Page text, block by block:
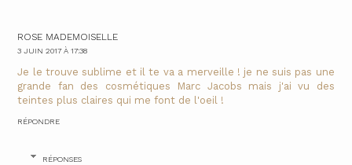
ROSE MADEMOISELLE
3 JUIN 2017 À 17:38
Je le trouve sublime et il te va a merveille ! je ne suis pas une
grande fan des cosmétiques Marc Jacobs mais j'ai vu des
teintes plus claires qui me font de l'oeil !
RÉPONDRE
RÉPONSES